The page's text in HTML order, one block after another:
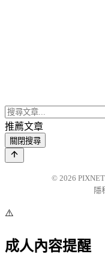
推薦文章
關閉搜尋
© 2026 PIXNET
隱
⚠️
成人內容提醒